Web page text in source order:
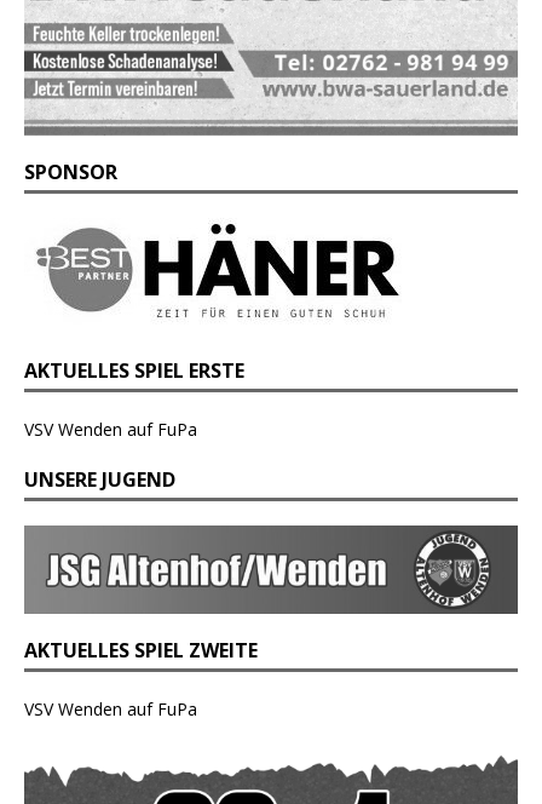
SPONSOR
AKTUELLES SPIEL ERSTE
VSV Wenden auf FuPa
UNSERE JUGEND
AKTUELLES SPIEL ZWEITE
VSV Wenden auf FuPa